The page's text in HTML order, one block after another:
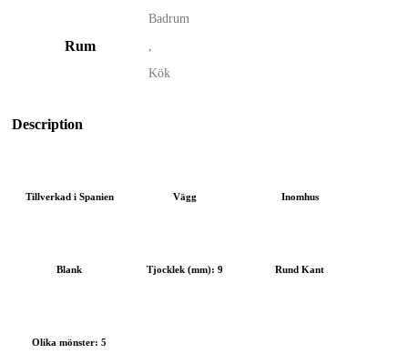
Rum
Badrum
,
Kök
Description
Tillverkad i Spanien Vägg Inomhus
Blank Tjocklek (mm): 9 Rund Kant
Olika mönster: 5